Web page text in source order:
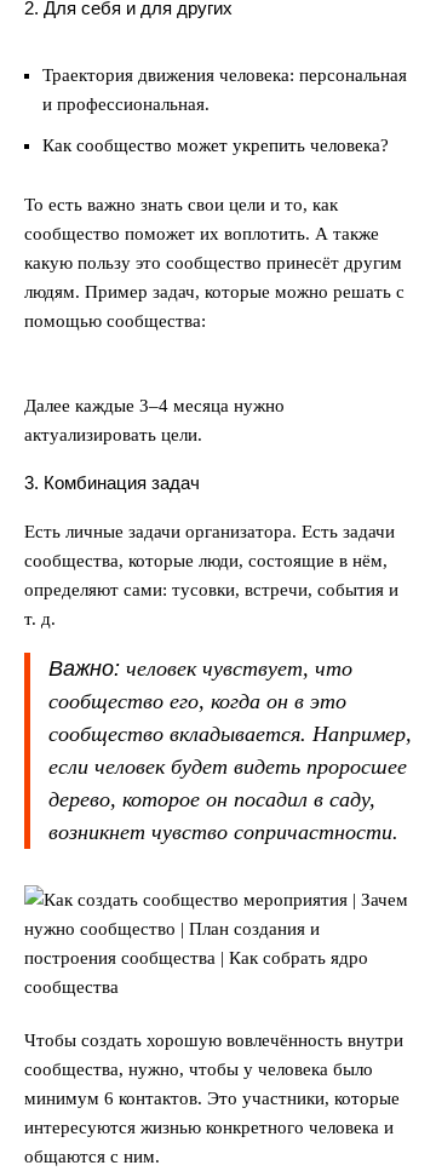
2. Для себя и для других
Траектория движения человека: персональная
и профессиональная.
Как сообщество может укрепить человека?
То есть важно знать свои цели и то, как
сообщество поможет их воплотить. А также
какую пользу это сообщество принесёт другим
людям. Пример задач, которые можно решать с
помощью сообщества:
Далее каждые 3–4 месяца нужно
актуализировать цели.
3. Комбинация задач
Есть личные задачи организатора. Есть задачи
сообщества, которые люди, состоящие в нём,
определяют сами: тусовки, встречи, события и
т. д.
Важно: человек чувствует, что
сообщество его, когда он в это
сообщество вкладывается. Например,
если человек будет видеть проросшее
дерево, которое он посадил в саду,
возникнет чувство сопричастности.
Чтобы создать хорошую вовлечённость внутри
сообщества, нужно, чтобы у человека было
минимум 6 контактов. Это участники, которые
интересуются жизнью конкретного человека и
общаются с ним.